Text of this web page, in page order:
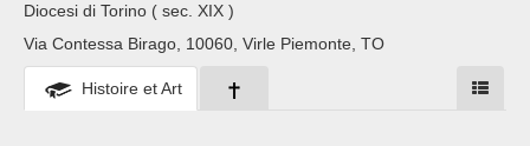
Diocesi di Torino ( sec. XIX )
Via Contessa Birago, 10060, Virle Piemonte, TO
Histoire et Art